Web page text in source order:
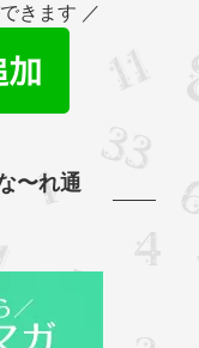
きます ／
〜れ通